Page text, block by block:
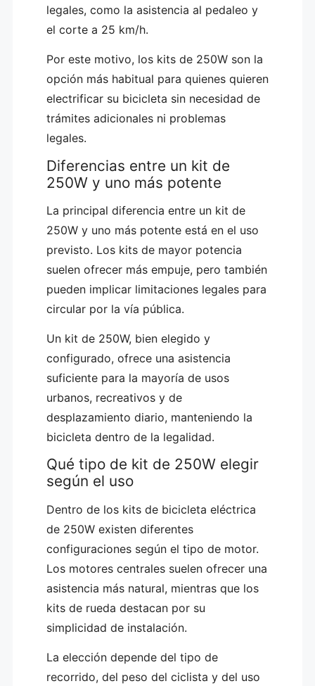
legales, como la asistencia al pedaleo y
el corte a 25 km/h.
Por este motivo, los kits de 250W son la
opción más habitual para quienes quieren
electrificar su bicicleta sin necesidad de
trámites adicionales ni problemas
legales.
Diferencias entre un kit de
250W y uno más potente
La principal diferencia entre un kit de
250W y uno más potente está en el uso
previsto. Los kits de mayor potencia
suelen ofrecer más empuje, pero también
pueden implicar limitaciones legales para
circular por la vía pública.
Un kit de 250W, bien elegido y
configurado, ofrece una asistencia
suficiente para la mayoría de usos
urbanos, recreativos y de
desplazamiento diario, manteniendo la
bicicleta dentro de la legalidad.
Qué tipo de kit de 250W elegir
según el uso
Dentro de los kits de bicicleta eléctrica
de 250W existen diferentes
configuraciones según el tipo de motor.
Los motores centrales suelen ofrecer una
asistencia más natural, mientras que los
kits de rueda destacan por su
simplicidad de instalación.
La elección depende del tipo de
recorrido, del peso del ciclista y del uso